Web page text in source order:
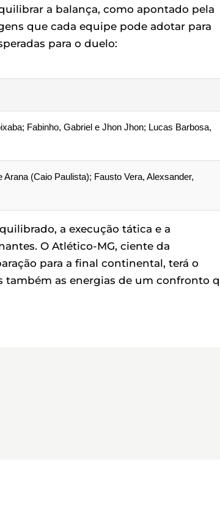
a balança, como apontado pela
que cada equipe pode adotar para
para o duelo:
Fabinho, Gabriel e Jhon Jhon; Lucas Barbosa,
(Caio Paulista); Fausto Vera, Alexsander,
a execução tática e a
O Atlético-MG, ciente da
para a final continental, terá o
também as energias de um confronto